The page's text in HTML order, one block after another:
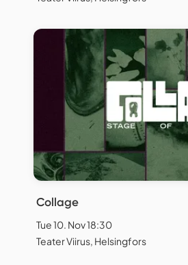
Collage
Tue 10. Nov 18:30
Teater Viirus, Helsingfors